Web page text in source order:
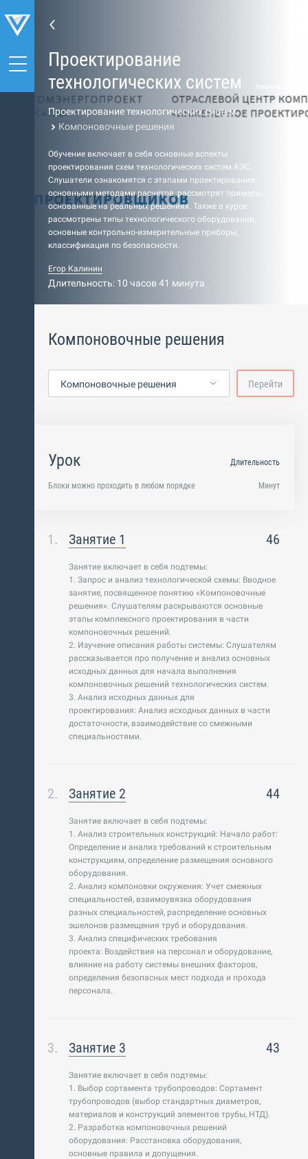
Проектирование
технологических систем
Начальный
Проектирование технологических систем
Компоновочные решения
Обучение включает в себя основные аспекты
проектирования схем технологических систем АЭС.
Слушатели ознакомятся с этапами проектирования,
основными методами расчетов, рассмотрят примеры,
основанные на реальных решениях. Также в курсе
рассмотрены типы технологического оборудования,
основные контрольно-измерительные приборы,
классификация по безопасности.
Егор Калинин
Длительность: 10 часов 41 минута
Компоновочные решения
Компоновочные решения Перейти
Урок
Блоки можно проходить в любом порядке
Длительность
Минут
Занятие 1 46
Занятие включает в себя подтемы:
1. Запрос и анализ технологической схемы: Вводное
занятие, посвященное понятию «Компоновочные
решения». Слушателям раскрываются основные
этапы комплексного проектирования в части
компоновочных решений.
2. Изучение описания работы системы: Слушателям
рассказывается про получение и анализ основных
исходных данных для начала выполнения
компоновочных решений технологических систем.
3. Анализ исходных данных для
проектирования: Анализ исходных данных в части
достаточности, взаимодействие со смежными
специальностями.
Занятие 2 44
Занятие включает в себя подтемы:
1. Анализ строительных конструкций: Начало работ:
Определение и анализ требований к строительным
конструкциям, определение размещения основного
оборудования.
2. Анализ компоновки окружения: Учет смежных
специальностей, взаимоувязка оборудования
разных специальностей, распределение основных
эшелонов размещения труб и оборудования.
3. Анализ специфических требования
проекта: Воздействия на персонал и оборудование,
влияние на работу системы внешних факторов,
определения безопасных мест подхода и прохода
персонала.
Занятие 3 43
Занятие включает в себя подтемы:
1. Выбор сортамента трубопроводов: Сортамент
трубопроводов (выбор стандартных диаметров,
материалов и конструкций элементов трубы, НТД).
2. Разработка компоновочных решений
оборудования: Расстановка оборудования,
основные правила и допущения.